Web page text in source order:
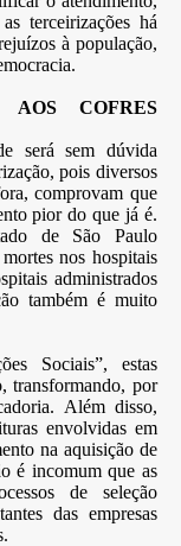
terceirizações há
à população,
COFRES
será sem dúvida
pois diversos
comprovam que
pior do que já é.
de São Paulo
nos hospitais
administrados
também é muito
Sociais”, estas
transformando, por
Além disso,
envolvidas em
na aquisição de
é incomum que as
de seleção
das empresas